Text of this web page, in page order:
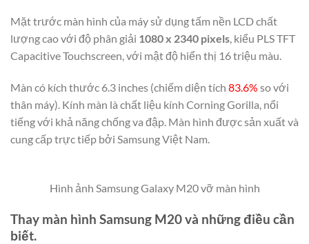
Mặt trước màn hình của máy sử dụng tấm nền LCD chất
lượng cao với độ phân giải 1080 x 2340 pixels, kiểu PLS TFT
Capacitive Touchscreen, với mật độ hiển thị 16 triệu màu.
Màn có kích thước 6.3 inches (chiếm diện tích 83.6% so với
thân máy). Kính màn là chất liệu kính Corning Gorilla, nổi
tiếng với khả năng chống va đập. Màn hình được sản xuất và
cung cấp trực tiếp bởi Samsung Việt Nam.
Hình ảnh Samsung Galaxy M20 vỡ màn hình
Thay màn hình Samsung M20 và những điều cần
biết.